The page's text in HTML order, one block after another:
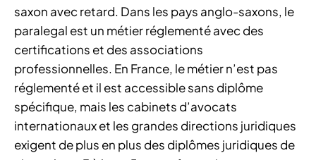
saxon avec retard. Dans les pays anglo-saxons, le
paralegal est un métier réglementé avec des
certifications et des associations
professionnelles. En France, le métier n’est pas
réglementé et il est accessible sans diplôme
spécifique, mais les cabinets d’avocats
internationaux et les grandes directions juridiques
exigent de plus en plus des diplômes juridiques de